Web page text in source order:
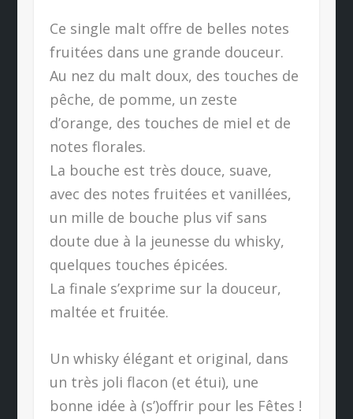
Ce single malt offre de belles notes
fruitées dans une grande douceur.
Au nez du malt doux, des touches de
pêche, de pomme, un zeste
d’orange, des touches de miel et de
notes florales.
La bouche est très douce, suave,
avec des notes fruitées et vanillées,
un mille de bouche plus vif sans
doute due à la jeunesse du whisky,
quelques touches épicées.
La finale s’exprime sur la douceur,
maltée et fruitée.
Un whisky élégant et original, dans
un très joli flacon (et étui), une
bonne idée à (s’)offrir pour les Fêtes !